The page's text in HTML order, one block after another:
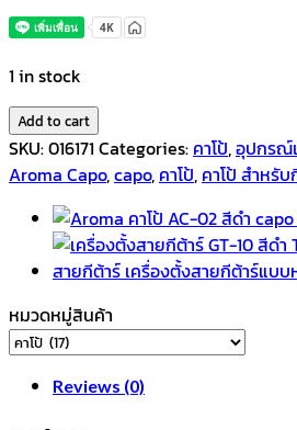
1 in stock
Add to cart
SKU:016171 Categories: คาโป้,อุปกรณ์
Aroma Capo,capo, คาโป้, คาโป้ สำหรับ
หมวดหมู่สินค้า
Reviews (0)